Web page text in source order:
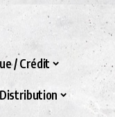
/ Crédit